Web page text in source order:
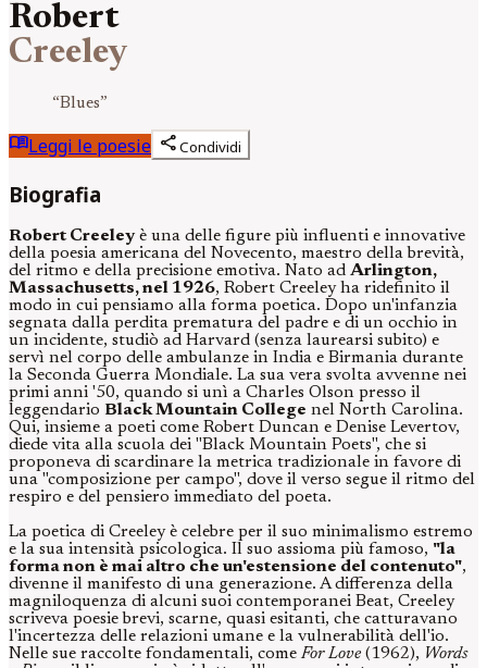
Robert
Creeley
“Blues”
menu_bookLeggi le poesie shareCondividi
Biografia
Robert Creeleyè una delle figure più influenti e innovative
della poesia americana del Novecento, maestro della brevità,
del ritmo e della precisione emotiva. Nato ad Arlington,
Massachusetts, nel 1926, Robert Creeley ha ridefinito il
modo in cui pensiamo alla forma poetica. Dopo un'infanzia
segnata dalla perdita prematura del padre e di un occhio in
un incidente, studiò ad Harvard (senza laurearsi subito) e
servì nel corpo delle ambulanze in India e Birmania durante
la Seconda Guerra Mondiale. La sua vera svolta avvenne nei
primi anni '50, quando si unì a Charles Olson presso il
leggendario Black Mountain College nel North Carolina.
Qui, insieme a poeti come Robert Duncan e Denise Levertov,
diede vita alla scuola dei "Black Mountain Poets", che si
proponeva di scardinare la metrica tradizionale in favore di
una "composizione per campo", dove il verso segue il ritmo del
respiro e del pensiero immediato del poeta.
La poetica di Creeley è celebre per il suo minimalismo estremo
e la sua intensità psicologica. Il suo assioma più famoso, "la
forma non è mai altro che un'estensione del contenuto",
divenne il manifesto di una generazione. A differenza della
magniloquenza di alcuni suoi contemporanei Beat, Creeley
scriveva poesie brevi, scarne, quasi esitanti, che catturavano
l'incertezza delle relazioni umane e la vulnerabilità dell'io.
Nelle sue raccolte fondamentali, come For Love(1962), Words